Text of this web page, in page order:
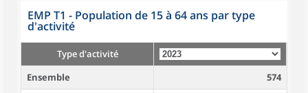
EMP T1 - Population de 15 à 64 ans par type
d'activité
Type d'activité
Ensemble
574